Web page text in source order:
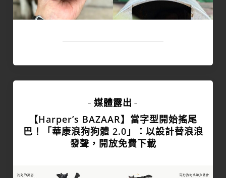
- 媒體露出 -
【Harper’s BAZAAR】當字型開始搖尾
巴！「華康浪狗狗體 2.0」：以設計替浪浪
發聲，開放免費下載